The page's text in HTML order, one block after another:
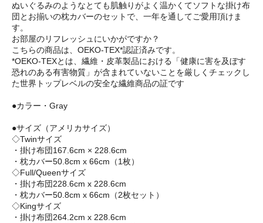
ぬいぐるみのようなとても肌触りがよく温かくてソフトな掛け布
団とお揃いの枕カバーのセットで、一年を通してご愛用頂けま
す。
お部屋のリフレッシュにいかがですか？
こちらの商品は、OEKO-TEX*認証済みです。
*OEKO-TEXとは、繊維・皮革製品における「健康に害を及ぼす
恐れのある有害物質」が含まれていないことを厳しくチェックし
た世界トップレベルの安全な繊維商品の証です
●カラー・Gray
●サイズ（アメリカサイズ）
◇Twinサイズ
・掛け布団167.6cm × 228.6cm
・枕カバー50.8cm x 66cm（1枚）
◇Full/Queenサイズ
・掛け布団228.6cm x 228.6cm
・枕カバー50.8cm x 66cm（2枚セット）
◇Kingサイズ
・掛け布団264.2cm x 228.6cm